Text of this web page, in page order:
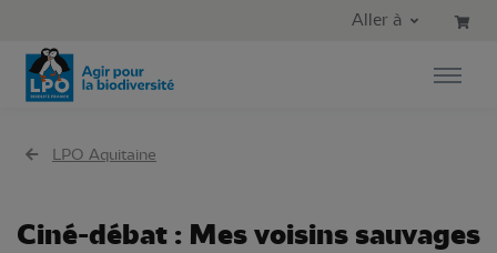
Aller au menu principal
Aller à
LPO Aquitaine
Ciné-débat : Mes voisins sauvages